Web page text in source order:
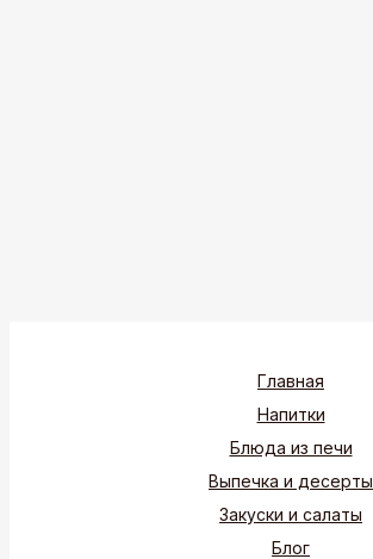
Главная
Напитки
Блюда из печи
Выпечка и десерты
Закуски и салаты
Блог